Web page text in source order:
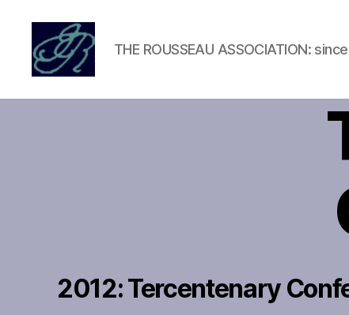
Association
THE ROUSSEAU ASSOCIATION:
2012: Tercentenary